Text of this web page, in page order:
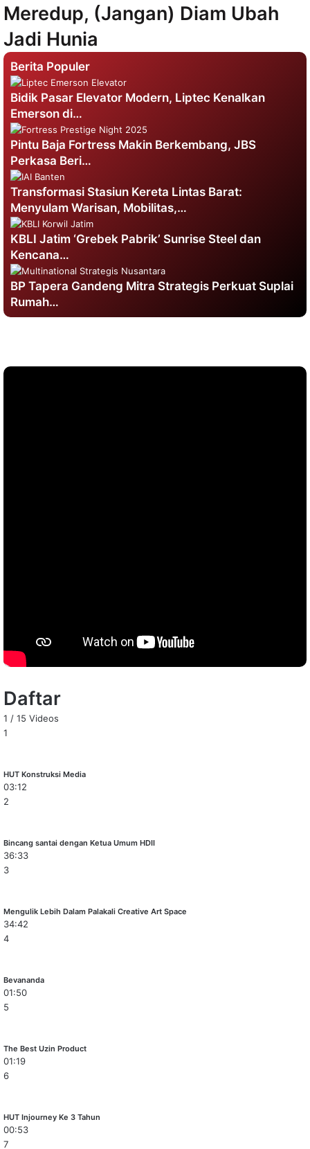
Meredup, (Jangan) Diam Ubah
Jadi Hunia
Berita Populer
Bidik Pasar Elevator Modern, Liptec Kenalkan
Emerson di…
Pintu Baja Fortress Makin Berkembang, JBS
Perkasa Beri…
Transformasi Stasiun Kereta Lintas Barat:
Menyulam Warisan, Mobilitas,…
KBLI Jatim ‘Grebek Pabrik’ Sunrise Steel dan
Kencana…
BP Tapera Gandeng Mitra Strategis Perkuat Suplai
Rumah…
Daftar
1 / 15 Videos
1
HUT Konstruksi Media
03:12
2
Bincang santai dengan Ketua Umum HDII
36:33
3
Mengulik Lebih Dalam Palakali Creative Art Space
34:42
4
Bevananda
01:50
5
The Best Uzin Product
01:19
6
HUT Injourney Ke 3 Tahun
00:53
7